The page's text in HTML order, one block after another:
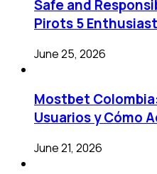
Safe and
Pirots 5
June 25, 2026
Mostbet
Usuarios y Cómo
June 21, 2026